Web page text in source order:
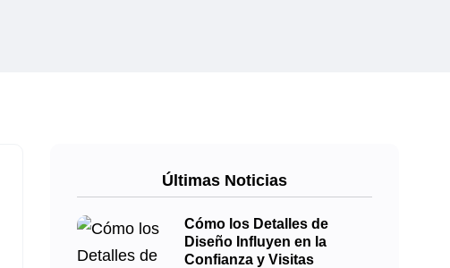
Últimas Noticias
Cómo los Detalles de
Diseño Influyen en la
Confianza y Visitas